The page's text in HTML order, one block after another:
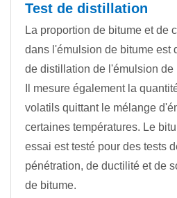
Test de distillation
La proportion de bitume et de
dans l'émulsion de bitume est
de distillation de l'émulsion de
Il mesure également la
volatils quittant le mélange
certaines températures. Le
essai est testé pour des tests
pénétration, de ductilité et de
de bitume.